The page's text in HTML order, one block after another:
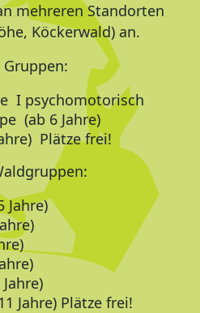
mehreren Standorten
Köckerwald) an.
I psychomotorisch
(ab 6 Jahre)
Plätze frei!
Jahre)
Jahre) Plätze frei!